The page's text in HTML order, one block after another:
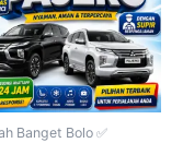
Banget Bolo ✅